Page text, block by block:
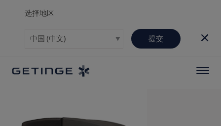
选择地区
提交